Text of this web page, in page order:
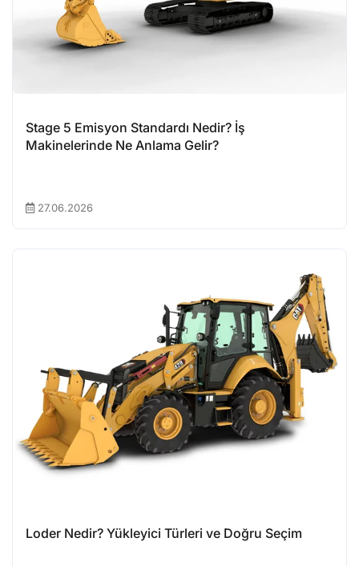
Stage 5 Emisyon Standardı Nedir? İş
Makinelerinde Ne Anlama Gelir?
27.06.2026
Loder Nedir? Yükleyici Türleri ve Doğru Seçim